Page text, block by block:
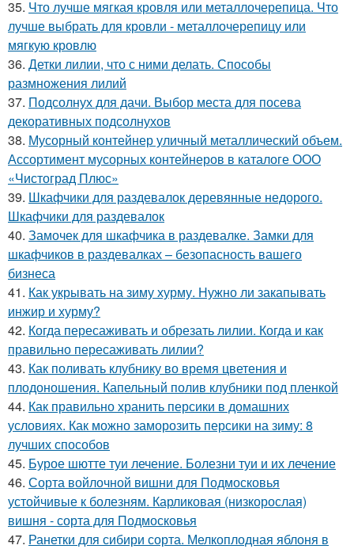
35. Что лучше мягкая кровля или металлочерепица. Что
лучше выбрать для кровли - металлочерепицу или
мягкую кровлю
36. Детки лилии, что с ними делать. Способы
размножения лилий
37. Подсолнух для дачи. Выбор места для посева
декоративных подсолнухов
38. Мусорный контейнер уличный металлический объем.
Ассортимент мусорных контейнеров в каталоге ООО
«Чистоград Плюс»
39. Шкафчики для раздевалок деревянные недорого.
Шкафчики для раздевалок
40. Замочек для шкафчика в раздевалке. Замки для
шкафчиков в раздевалках – безопасность вашего
бизнеса
41. Как укрывать на зиму хурму. Нужно ли закапывать
инжир и хурму?
42. Когда пересаживать и обрезать лилии. Когда и как
правильно пересаживать лилии?
43. Как поливать клубнику во время цветения и
плодоношения. Капельный полив клубники под пленкой
44. Как правильно хранить персики в домашних
условиях. Как можно заморозить персики на зиму: 8
лучших способов
45. Бурое шютте туи лечение. Болезни туи и их лечение
46. Сорта войлочной вишни для Подмосковья
устойчивые к болезням. Карликовая (низкорослая)
вишня - сорта для Подмосковья
47. Ранетки для сибири сорта. Мелкоплодная яблоня в